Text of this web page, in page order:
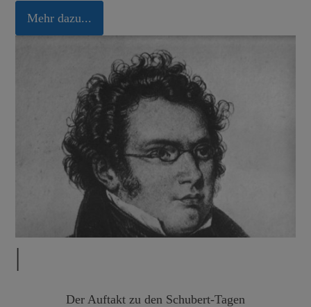
Mehr dazu...
|
Der Auftakt zu den Schubert-Tagen